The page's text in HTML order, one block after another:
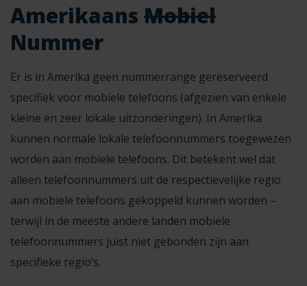
Amerikaans Mobiel
Nummer
Er is in Amerika geen nummerrange gereserveerd
specifiek voor mobiele telefoons (afgezien van enkele
kleine en zeer lokale uitzonderingen). In Amerika
kunnen normale lokale telefoonnummers toegewezen
worden aan mobiele telefoons. Dit betekent wel dat
alleen telefoonnummers uit de respectievelijke regio
aan mobiele telefoons gekoppeld kunnen worden –
terwijl in de meeste andere landen mobiele
telefoonnummers juist niet gebonden zijn aan
specifieke regio’s.